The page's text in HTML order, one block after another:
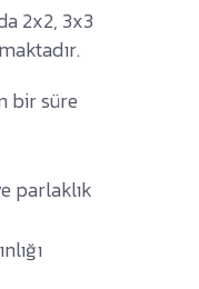
2x2, 3x3
bir süre
parlaklık